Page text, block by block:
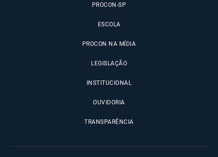
PROCON-SP
ESCOLA
PROCON NA MÍDIA
LEGISLAÇÃO
INSTITUCIONAL
OUVIDORIA
TRANSPARÊNCIA